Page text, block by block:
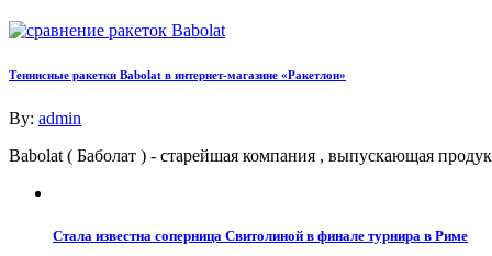
Теннисные ракетки Babolat в интернет-магазине «Ракетлон»
By: admin
Babolat ( Баболат ) - старейшая компания , выпускающая
Стала известна соперница Свитолиной в финале турнира в Риме